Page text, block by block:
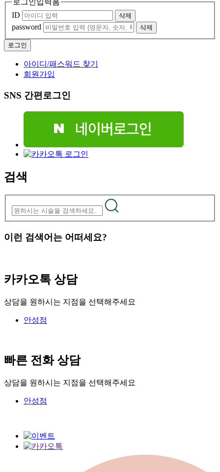
ID
삭제
password 삭제
아이디/패스워드 찾기
회원가입
SNS 간편로그인
검색
이런 검색어는 어떠세요?
카카오톡 상담
상담을 원하시는 지점을 선택해주세요
안성점
빠른 전화 상담
상담을 원하시는 지점을 선택해주세요
안성점